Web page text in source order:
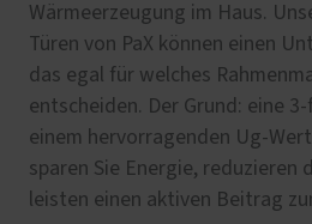
Wärmeerzeugung im Haus.
Türen von PaX können einen
das egal für welches
entscheiden. Der Grund: eine
einem hervorragenden Ug-Wert
sparen Sie Energie, reduzieren
leisten einen aktiven Beitrag